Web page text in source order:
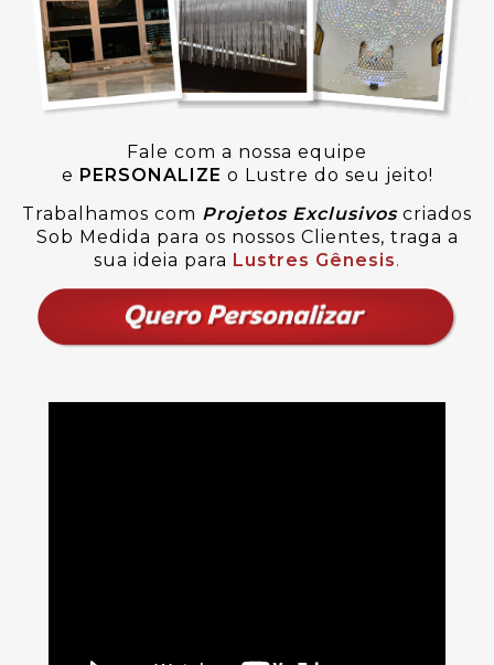
Fale com a nossa equipe
e PERSONALIZE o Lustre do seu jeito!
Trabalhamos com Projetos Exclusivoscriados
Sob Medida para os nossos Clientes, traga a
sua ideia para Lustres Gênesis.